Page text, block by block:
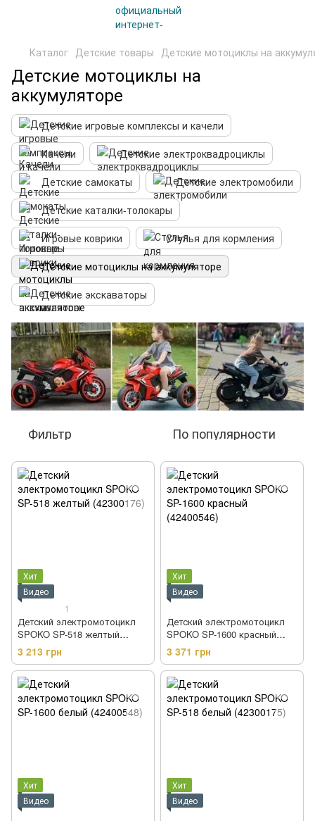
Каталог Детские товары Детские мотоциклы на
Детские мотоциклы на
аккумуляторе
Детские игровые комплексы и качели
Качели
Детские электроквадроциклы
Детские самокаты
Детские электромобили
Детские каталки-толокары
Игровые коврики
Стулья для кормления
Детские мотоциклы на аккумуляторе
Детские экскаваторы
Фильтр По популярности
Хит
Видео
1
Детский электромотоцикл
SPOKO SP-518 желтый
(42300176)
3 213 грн
Хит
Видео
Детский электромотоцикл
SPOKO SP-1600 красный
(42400546)
3 371 грн
Хит
Видео
Хит
Видео